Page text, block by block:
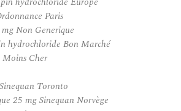
Paris
Non Generique
hydrochloride Bon Marché
Moins Cher
Toronto
25 mg Sinequan Norvège